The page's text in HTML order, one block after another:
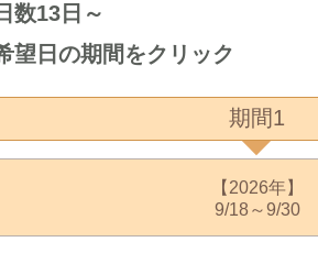
数13日～
望日の期間をクリック
期間1
【2026年】
9/18～9/30